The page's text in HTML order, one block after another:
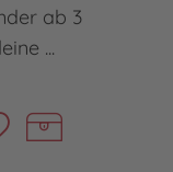
ab 3
...